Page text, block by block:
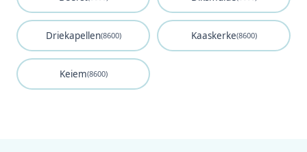
Driekapellen(8600) Kaaskerke(8600)
Keiem(8600)